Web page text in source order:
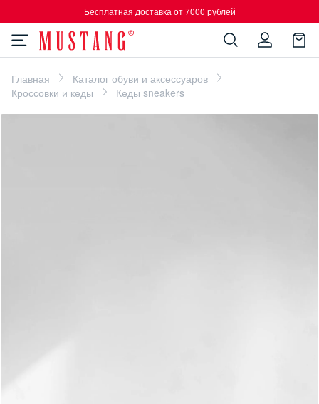
Бесплатная доставка от 7000 рублей
Главная
Каталог обуви и аксессуаров
Кроссовки и кеды
Кеды sneakers